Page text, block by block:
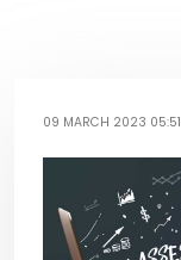
09 MARCH 2023 05:51